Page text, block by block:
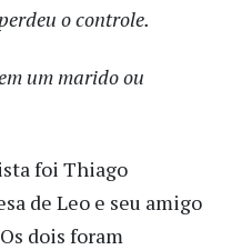
o controle.
um marido ou
foi Thiago
de Leo e seu amigo
dois foram